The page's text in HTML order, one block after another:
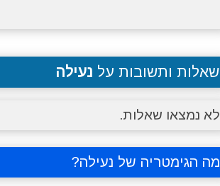
שאלות ותשובות על נעילה
לא נמצאו שאלות.
מה הגימטריה של נעילה?